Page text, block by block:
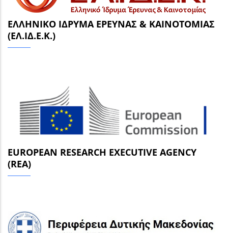
ΕΛΛΗΝΙΚΌ ΊΔΡΥΜΑ ΈΡΕΥΝΑΣ & ΚΑΙΝΟΤΟΜΊΑΣ
(ΕΛ.ΙΔ.Ε.Κ.)
EUROPEAN RESEARCH EXECUTIVE AGENCY
(REA)